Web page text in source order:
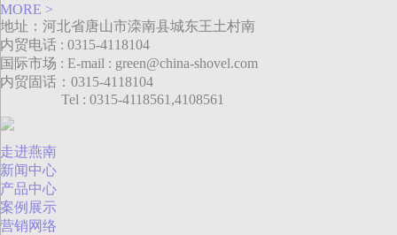
MORE >
地址：河北省唐山市滦南县城东王土村南
内贸电话 : 0315-4118104
国际市场 : E-mail : green@china-shovel.com
内贸固话：0315-4118104
Tel : 0315-4118561,4108561
走进燕南
新闻中心
产品中心
案例展示
营销网络